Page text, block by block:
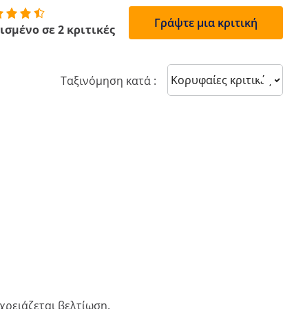
σε 2 κριτικές Γράψτε μια κριτική
Ταξινόμηση κατά : Sort reviews
βελτίωση.